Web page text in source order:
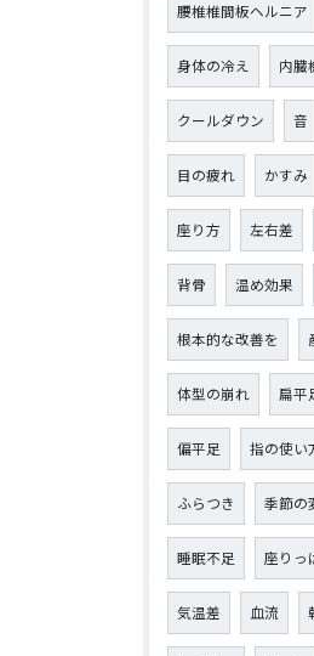
腰椎椎間板ヘルニア
身体の冷え 内臓
クールダウン 音
目の疲れ かすみ
座り方 左右差
背骨 温め効果
根本的な改善を
体型の崩れ 扁平
偏平足 指の使い
ふらつき 季節の
睡眠不足 座りっ
気温差 血流